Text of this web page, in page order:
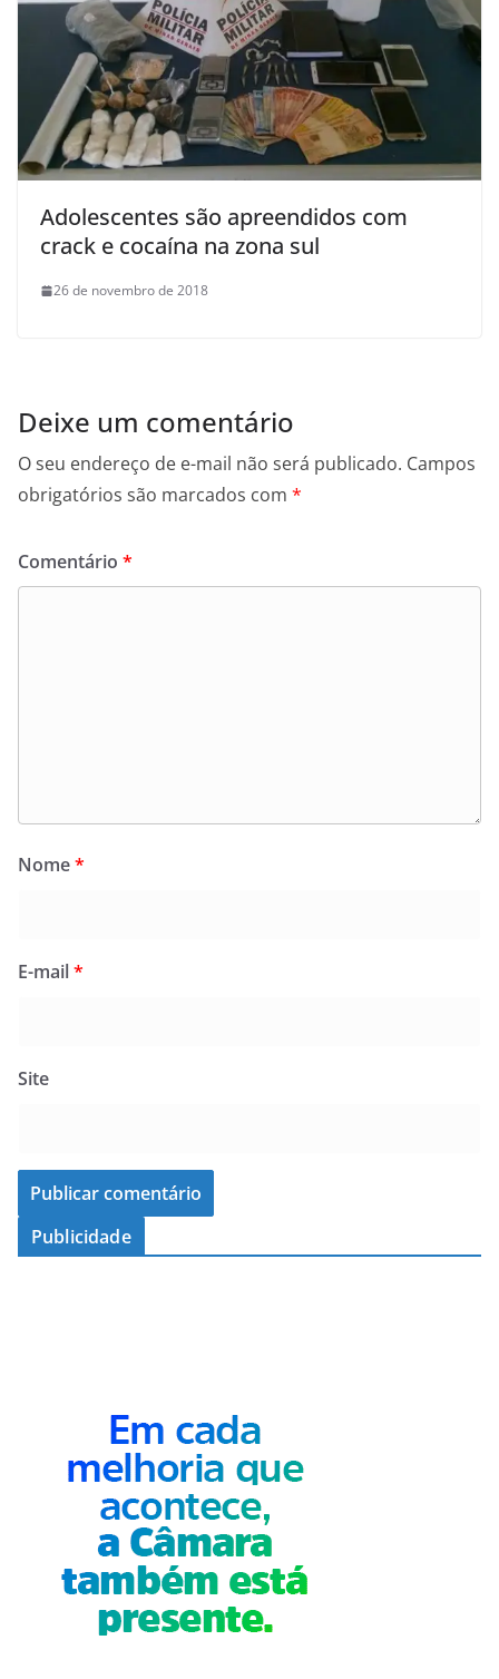
Adolescentes são apreendidos com
crack e cocaína na zona sul
26 de novembro de 2018
Deixe um comentário
O seu endereço de e-mail não será publicado. Campos
obrigatórios são marcados com *
Comentário *
Nome*
E-mail*
Site
Publicidade